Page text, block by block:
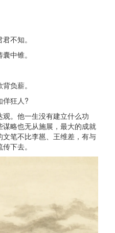
不知。
中锥。
负薪。
狂人?
。他一生没有建立什么功
略也无从施展，最大的成就
笔不比李邕、王维差，有与
下去。